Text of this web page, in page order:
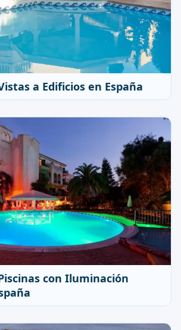
a Edificios en España
con Iluminación